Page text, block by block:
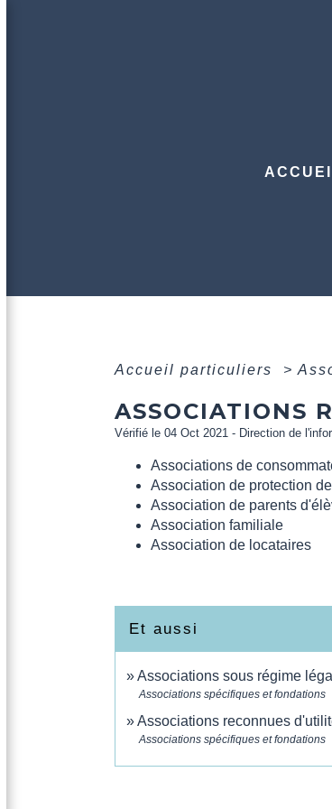
Accueil particuliers >
ASSOCIATIONS
Vérifié le 04 Oct 2021 - Direction de
Associations de
Association de protection
Association de parents
Association familiale
Association de locataires
Et aussi
Associations sous régime
Associations spécifiques et fondations
Associations reconnues
Associations spécifiques et fondations